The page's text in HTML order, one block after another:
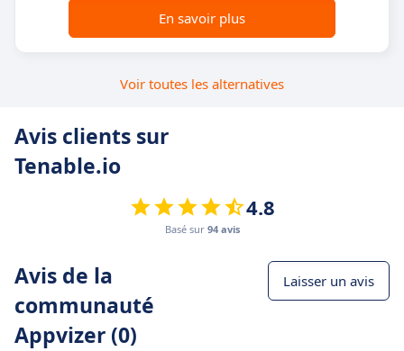
En savoir plus
Voir toutes les alternatives
Avis clients sur
Tenable.io
4.8
Basé sur 94 avis
Avis de la
communauté
Appvizer (0)
Laisser un avis